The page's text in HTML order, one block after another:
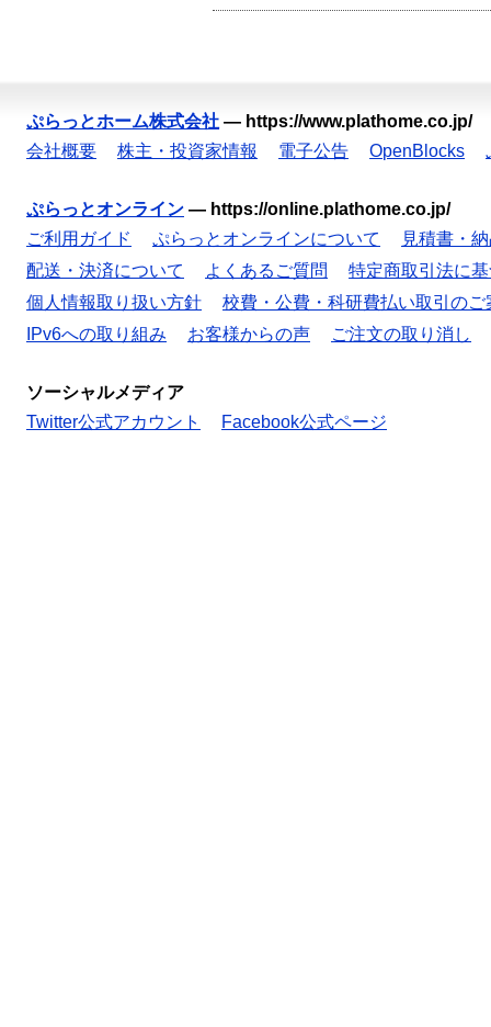
ぷらっとホーム株式会社 — https://www.plathome.co.jp/
会社概要
株主・投資家情報 電子公告 OpenBlocks
ぷらっとオンライン — https://online.plathome.co.jp/
ご利用ガイド
ぷらっとオンラインについて
見積書・
配送・決済について
よくあるご質問
特定商取引法に
個人情報取り扱い方針
校費・公費・科研費払い取引のご
IPv6への取り組み
お客様からの声 ご注文の取り消し
ソーシャルメディア
Twitter公式アカウント
Facebook公式ページ